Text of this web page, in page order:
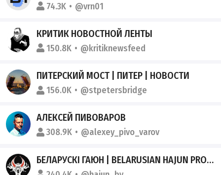
74.3K @vrn01
КРИТИК НОВОСТНОЙ ЛЕНТЫ
150.8K @kritiknewsfeed
ПИТЕРСКИЙ МОСТ | ПИТЕР | НОВОСТИ
156.0K @stpetersbridge
АЛЕКСЕЙ ПИВОВАРОВ
308.9K @alexey_pivo_varov
БЕЛАРУСКІ ГАЮН | BELARUSIAN HAJUN PROJECT